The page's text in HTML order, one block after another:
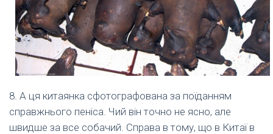
8. А ця китаянка сфотографована за поїданням
справжнього пеніса. Чий він точно не ясно, але
швидше за все собачий. Справа в тому, що в Китаї в